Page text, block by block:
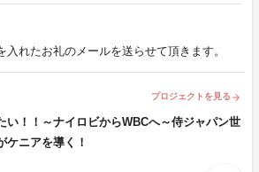
れたお礼のメールを送らせて頂きます。
プロジェクトを見る arrow_forward
い！！～ナイロビからWBCへ～侍ジャパン世
ケニアを導く！